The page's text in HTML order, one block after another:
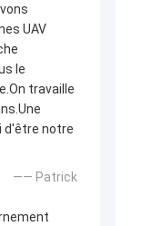
UAV
le
travaille
d'être notre
—— Patrick